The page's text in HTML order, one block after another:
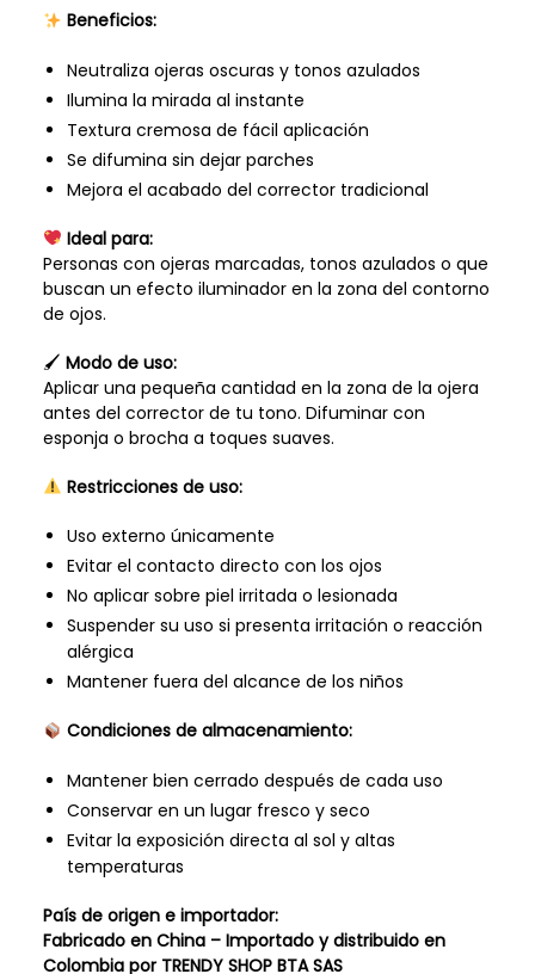
Beneficios:
Neutraliza ojeras oscuras y tonos azulados
Ilumina la mirada al instante
Textura cremosa de fácil aplicación
Se difumina sin dejar parches
Mejora el acabado del corrector tradicional
Ideal para:
Personas con ojeras marcadas, tonos azulados o que
buscan un efecto iluminador en la zona del contorno
de ojos.
🖌 Modo de uso:
Aplicar una pequeña cantidad en la zona de la ojera
antes del corrector de tu tono. Difuminar con
esponja o brocha a toques suaves.
Restricciones de uso:
Uso externo únicamente
Evitar el contacto directo con los ojos
No aplicar sobre piel irritada o lesionada
Suspender su uso si presenta irritación o reacción
alérgica
Mantener fuera del alcance de los niños
Condiciones de almacenamiento:
Mantener bien cerrado después de cada uso
Conservar en un lugar fresco y seco
Evitar la exposición directa al sol y altas
temperaturas
País de origen e importador:
Fabricado en China – Importado y distribuido en
Colombia por TRENDY SHOP BTA SAS